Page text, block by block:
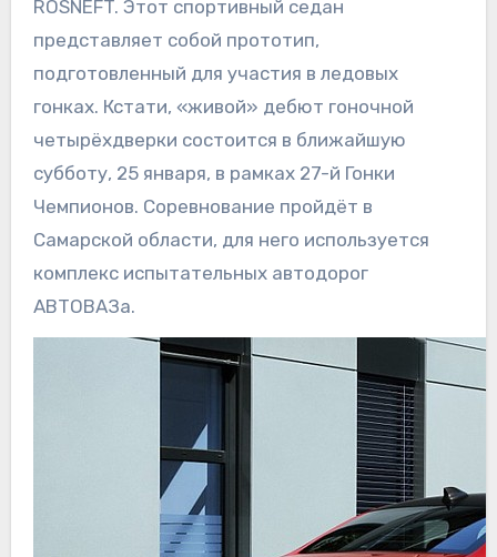
ROSNEFT. Этот спортивный седан
представляет собой прототип,
подготовленный для участия в ледовых
гонках. Кстати, «живой» дебют гоночной
четырёхдверки состоится в ближайшую
субботу, 25 января, в рамках 27-й Гонки
Чемпионов. Соревнование пройдёт в
Самарской области, для него используется
комплекс испытательных автодорог
АВТОВАЗа.